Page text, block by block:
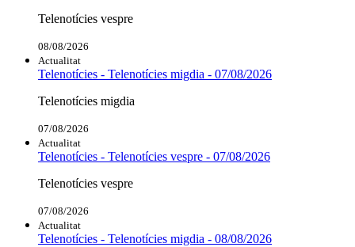
Telenotícies vespre
08/08/2026
Actualitat
Telenotícies - Telenotícies migdia - 07/08/2026
Telenotícies migdia
07/08/2026
Actualitat
Telenotícies - Telenotícies vespre - 07/08/2026
Telenotícies vespre
07/08/2026
Actualitat
Telenotícies - Telenotícies migdia - 08/08/2026